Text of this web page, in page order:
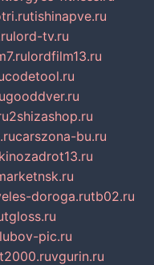
tishinapve.ru
lord-tv.ru
lordfilm13.ru
codetool.ru
gooddver.ru
2shizashop.ru
carszona-bu.ru
kinozadrot13.ru
doroga.rutb02.ru
lubov-pic.ru
vgurin.ru